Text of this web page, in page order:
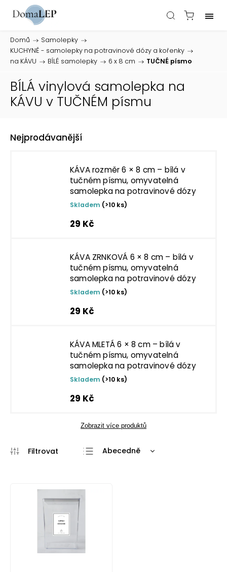
Domů / Samolepky /
KUCHYNĚ - samolepky na potravinové dózy a kořenky /
na KÁVU / BÍLÉ samolepky / 6 x 8 cm / TUČNÉ písmo
BÍLÁ vinylová samolepka na
KÁVU v TUČNÉM písmu
Nejprodávanější
KÁVA rozměr 6 × 8 cm – bílá v
tučném písmu, omyvatelná
samolepka na potravinové dózy
Skladem (>10 ks)
29 Kč
KÁVA ZRNKOVÁ 6 × 8 cm – bílá v
tučném písmu, omyvatelná
samolepka na potravinové dózy
Skladem (>10 ks)
29 Kč
KÁVA MLETÁ 6 × 8 cm – bílá v
tučném písmu, omyvatelná
samolepka na potravinové dózy
Skladem (>10 ks)
29 Kč
Zobrazit více produktů
Abecedně